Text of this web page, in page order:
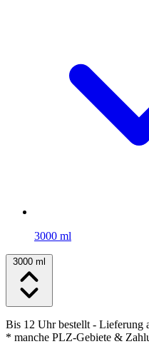
3000 ml
3000 ml
Bis 12 Uhr bestellt- Lieferung
* manche PLZ-Gebiete &